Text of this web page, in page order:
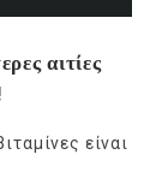
αιτίες
είναι